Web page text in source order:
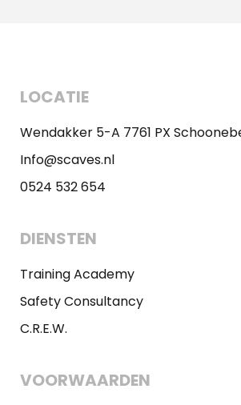
LOCATIE
Wendakker 5-A 7761 PX
Info@scaves.nl
0524 532 654
DIENSTEN
Training Academy
Safety Consultancy
C.R.E.W.
VOORWAARDEN